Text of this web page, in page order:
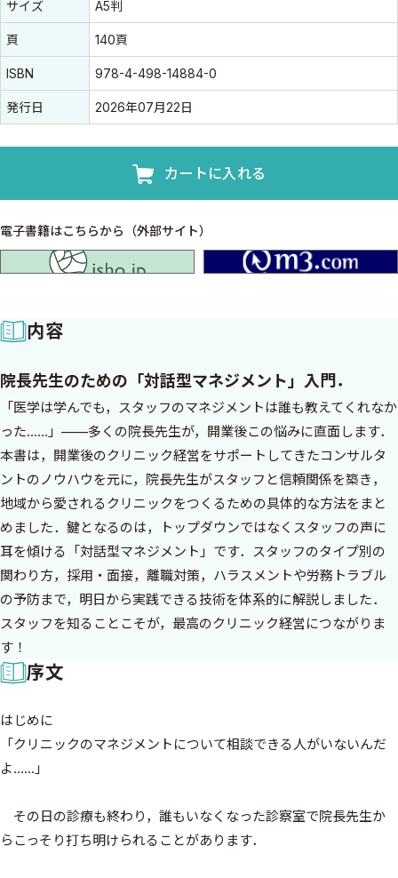
サイズ A5判
頁 140頁
ISBN 978-4-498-14884-0
発行日 2026年07月22日
カートに入れる
電子書籍はこちらから（外部サイト）
内容
院長先生のための「対話型マネジメント」入門．
「医学は学んでも，スタッフのマネジメントは誰も教えてくれなか
った……」——多くの院長先生が，開業後この悩みに直面します．
本書は，開業後のクリニック経営をサポートしてきたコンサルタ
ントのノウハウを元に，院長先生がスタッフと信頼関係を築き，
地域から愛されるクリニックをつくるための具体的な方法をまと
めました．鍵となるのは，トップダウンではなくスタッフの声に
耳を傾ける「対話型マネジメント」です．スタッフのタイプ別の
関わり方，採用・面接，離職対策，ハラスメントや労務トラブル
の予防まで，明日から実践できる技術を体系的に解説しました．
スタッフを知ることこそが，最高のクリニック経営につながりま
す！
序文
はじめに
「クリニックのマネジメントについて相談できる人がいないんだ
よ……」
その日の診療も終わり，誰もいなくなった診察室で院長先生か
らこっそり打ち明けられることがあります．